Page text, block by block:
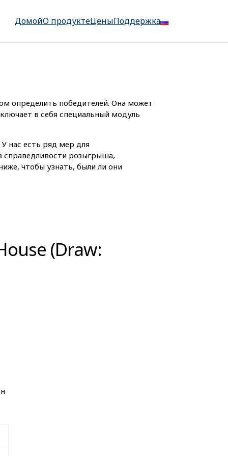
ДомойО продуктеЦеныПоддержка
определить победителей. Она может
в себя специальный модуль
нас есть ряд мер для
справедливости розыгрыша,
чтобы узнать, были ли они
(Draw: